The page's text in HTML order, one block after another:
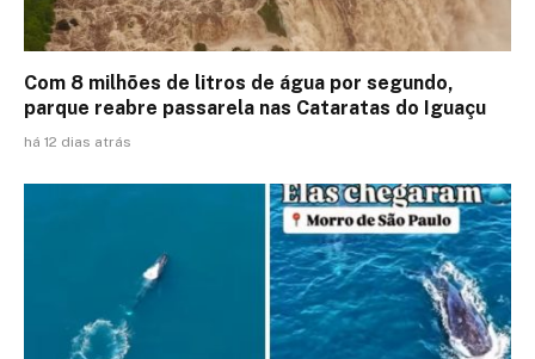
Com 8 milhões de litros de água por segundo,
parque reabre passarela nas Cataratas do Iguaçu
há 12 dias atrás